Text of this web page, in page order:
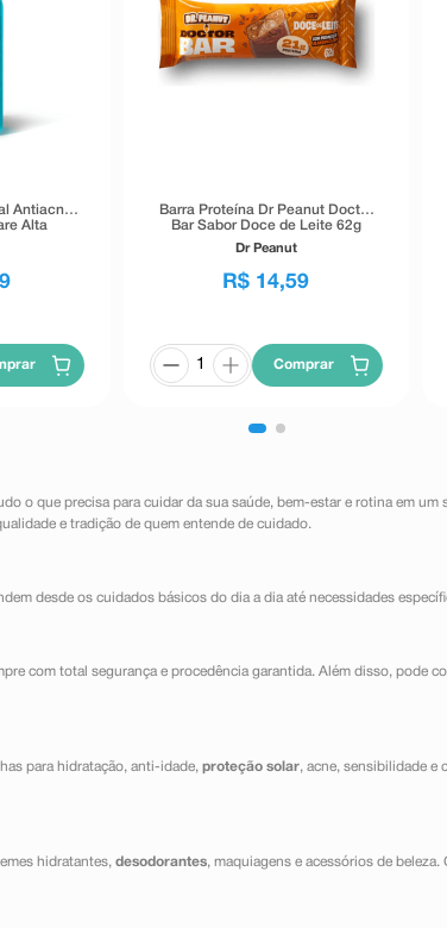
Antiacne
Alta
Barra Proteína Dr Peanut Doctor
Bar Sabor Doce de Leite 62g
Dr Peanut
R$ 14,59
Comprar
o que precisa para cuidar da sua saúde, bem-estar e rotina em
e tradição de quem entende de cuidado.
desde os cuidados básicos do dia a dia até necessidades
com total segurança e procedência garantida. Além disso, pode
para hidratação, anti-idade, proteção solar, acne, sensibilidade e
hidratantes, desodorantes, maquiagens e acessórios de